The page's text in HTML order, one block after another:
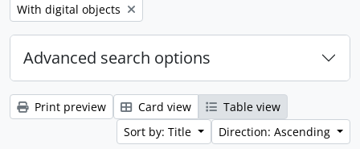
Remove filter:
With digital objects
Advanced search options
Print preview Card view
Table view
Sort by: Title
Direction: Ascending